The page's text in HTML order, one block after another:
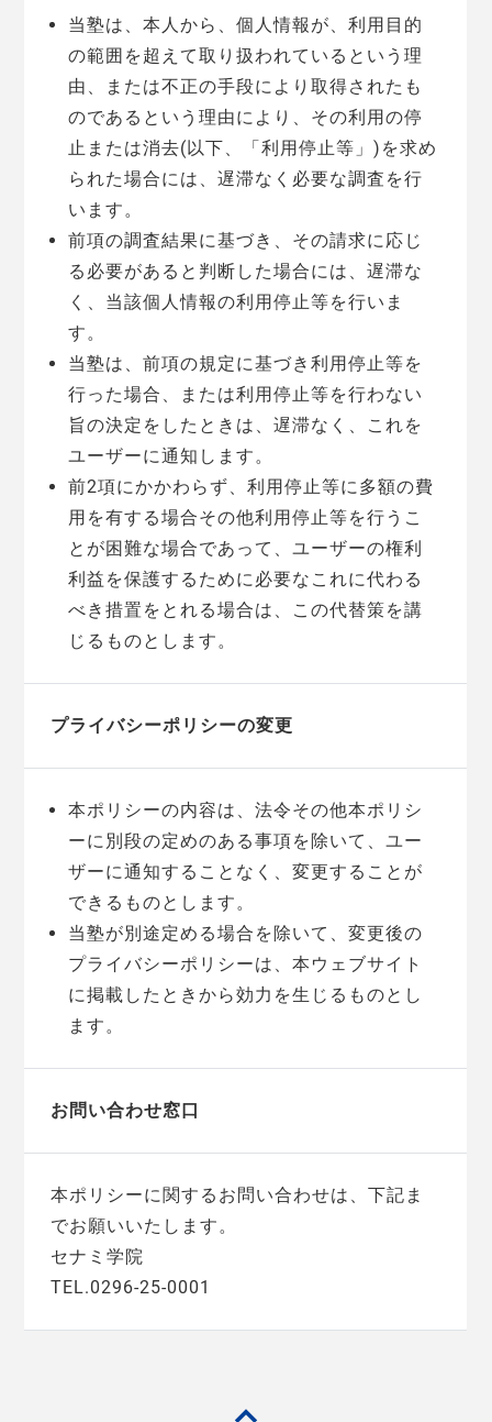
当塾は、本人から、個人情報が、利用目的
の範囲を超えて取り扱われているという理
由、または不正の手段により取得されたも
のであるという理由により、その利用の停
止または消去(以下、「利用停止等」)を求め
られた場合には、遅滞なく必要な調査を行
います。
前項の調査結果に基づき、その請求に応じ
る必要があると判断した場合には、遅滞な
く、当該個人情報の利用停止等を行いま
す。
当塾は、前項の規定に基づき利用停止等を
行った場合、または利用停止等を行わない
旨の決定をしたときは、遅滞なく、これを
ユーザーに通知します。
前2項にかかわらず、利用停止等に多額の費
用を有する場合その他利用停止等を行うこ
とが困難な場合であって、ユーザーの権利
利益を保護するために必要なこれに代わる
べき措置をとれる場合は、この代替策を講
じるものとします。
プライバシーポリシーの変更
本ポリシーの内容は、法令その他本ポリシ
ーに別段の定めのある事項を除いて、ユー
ザーに通知することなく、変更することが
できるものとします。
当塾が別途定める場合を除いて、変更後の
プライバシーポリシーは、本ウェブサイト
に掲載したときから効力を生じるものとし
ます。
お問い合わせ窓口
本ポリシーに関するお問い合わせは、下記ま
でお願いいたします。
セナミ学院
TEL.0296-25-0001